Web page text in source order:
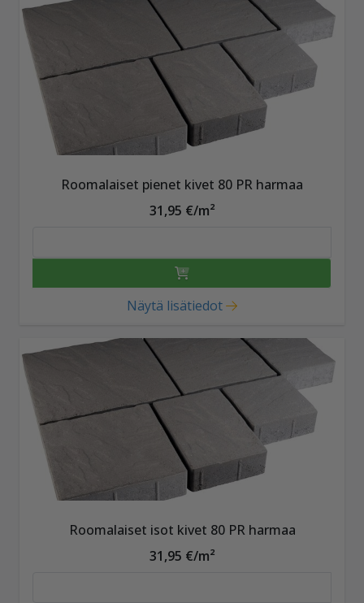
Roomalaiset pienet kivet 80 PR harmaa
31,95 €/m²
Näytä lisätiedot
Roomalaiset isot kivet 80 PR harmaa
31,95 €/m²